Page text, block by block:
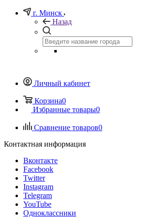
г. Минск
Назад
Личный кабинет
Корзина0
Избранные товары0
Сравнение товаров0
Контактная информация
Вконтакте
Facebook
Twitter
Instagram
Telegram
YouTube
Одноклассники